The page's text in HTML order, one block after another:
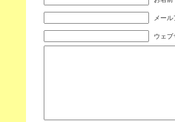
メー
ウェブ